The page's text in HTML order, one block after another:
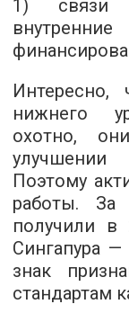
1) связи
нижнего
охотно,
Поэтому
работы. За
получили в
Сингапура —
знак
стандартам